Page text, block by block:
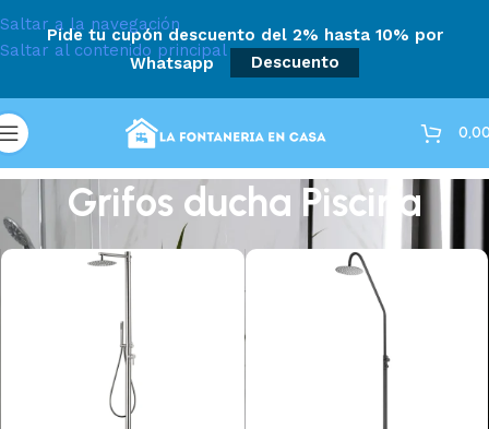
Saltar a la navegación
Saltar al contenido principal
Pide tu cupón descuento del 2% hasta 10% por
Whatsapp
Descuento
Grifos ducha Piscina